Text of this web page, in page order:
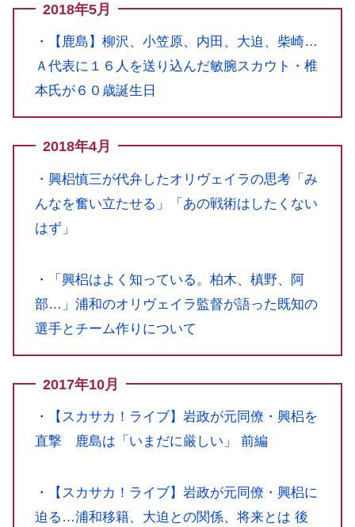
2018年5月
・
【鹿島】柳沢、小笠原、内田、大迫、柴崎…
Ａ代表に１６人を送り込んだ敏腕スカウト・椎
本氏が６０歳誕生日
2018年4月
・ 興梠慎三が代弁したオリヴェイラの思考「み
んなを奮い立たせる」「あの戦術はしたくない
はず」
・
「興梠はよく知っている。柏木、槙野、阿
部…」浦和のオリヴェイラ監督が語った既知の
選手とチーム作りについて
2017年10月
・
【スカサカ！ライブ】岩政が元同僚・興梠を
直撃 鹿島は「いまだに厳しい」 前編
・
【スカサカ！ライブ】岩政が元同僚・興梠に
迫る…浦和移籍、大迫との関係、将来とは 後